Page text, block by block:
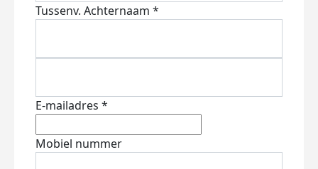
Tussenv. Achternaam *
E-mailadres *
Mobiel nummer